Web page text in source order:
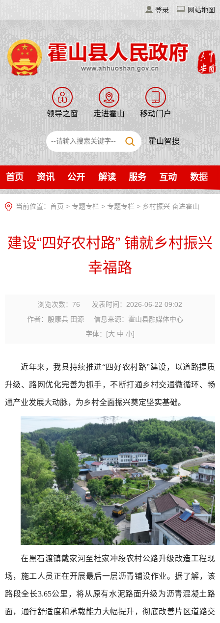
登录 网站地图
领导之窗 走进霍山 移动门户
霍山智搜
首页 资讯 公开 解读 服务 互动 数据
当前位置： 首页 > 专题专栏 > 专题专栏 > 乡村振兴 奋进霍山
建设“四好农村路” 铺就乡村振兴
幸福路
浏览次数： 76
发表时间：2026-06-22 09:02
作者：殷康兵 田源
信息来源：霍山县融媒体中心
字体： [大 中 小]
近年来，我县持续推进“四好农村路”建设，以道路提质
升级、路网优化完善为抓手，不断打通乡村交通微循环、畅
通产业发展大动脉，为乡村全面振兴奠定坚实基础。
在黑石渡镇戴家河至杜家冲段农村公路升级改造工程现
场，施工人员正在开展最后一层沥青铺设作业。据了解，该
路段全长3.65公里，将从原有水泥路面升级为沥青混凝土路
面，通行舒适度和承载能力大幅提升，彻底改善片区道路交